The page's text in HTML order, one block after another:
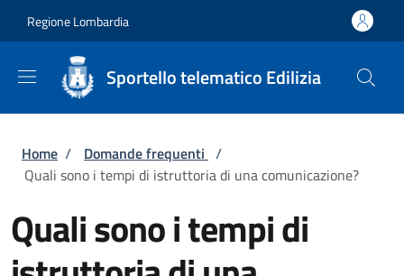
Regione Lombardia
Sportello telematico Edilizia
Briciole di pane
Home / Domande frequenti /
Quali sono i tempi di istruttoria di una comunicazione?
Quali sono i tempi di